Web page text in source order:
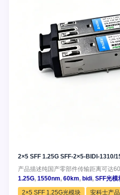
2×5 SFF 1.25G SFF-2×5-BIDI-1310/
产品描述纯国产零部件传输距离可达
1.25G,1550nm,60km,bidi,SFF光模
2×5 SFF 1.25G光模块 安科士产